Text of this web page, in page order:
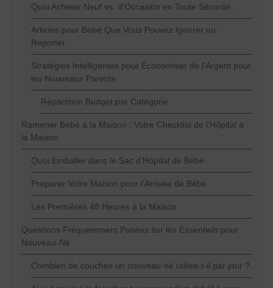
Quoi Acheter Neuf vs. d'Occasion en Toute Sécurité
Articles pour Bébé Que Vous Pouvez Ignorer ou
Reporter
Stratégies Intelligentes pour Économiser de l'Argent pour
les Nouveaux Parents
Répartition Budget par Catégorie
Ramener Bébé à la Maison : Votre Checklist de l'Hôpital à
la Maison
Quoi Emballer dans le Sac d'Hôpital de Bébé
Préparer Votre Maison pour l'Arrivée de Bébé
Les Premières 48 Heures à la Maison
Questions Fréquemment Posées sur les Essentiels pour
Nouveau-Né
Combien de couches un nouveau-né utilise-t-il par jour ?